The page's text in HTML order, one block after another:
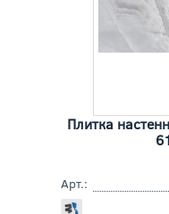
Плитка
Арт.: